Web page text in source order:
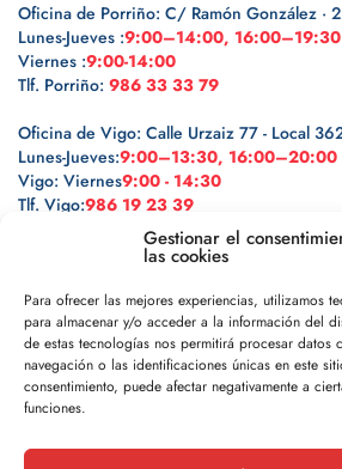
Gestionar el
las cookies
Para ofrecer las mejores experiencias, utilizamos
para almacenar y/o acceder a la información del
de estas tecnologías nos permitirá procesar datos
navegación o las identificaciones únicas en este
consentimiento, puede afectar negativamente a
funciones.
Oficina de Porriño: C/ Ramón González ·
Lunes-Jueves :9:00–14:00, 16:00–19:30
Viernes :9:00-14:00
Tlf. Porriño: 986 33 33 79
Oficina de Vigo: Calle Urzaiz 77 - Local
Lunes-Jueves:9:00–13:30, 16:00–20:00
Vigo: Viernes9:00 - 14:30
Tlf. Vigo:986 19 23 39
Legal
Política de privacidad